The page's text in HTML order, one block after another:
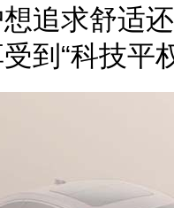
追求舒适
到“科技平